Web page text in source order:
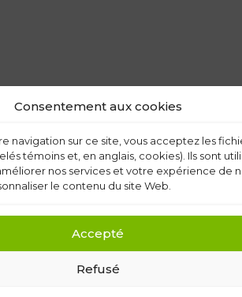
Consentement aux cookies
navigation sur ce site, vous acceptez les
témoins et, en anglais, cookies). Ils sont
nos services et votre expérience de
le contenu du site Web.
Accepté
Refusé